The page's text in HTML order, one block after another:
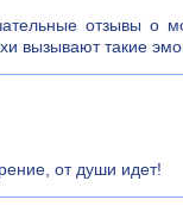
отзывы
вызывают такие
от души идет!